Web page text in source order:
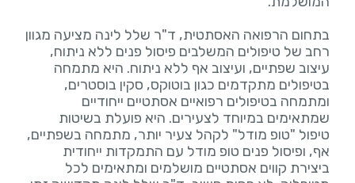
בתחום הרפואה האסתטית, ד"ר שלל לינה מציעה מגוון
רחב של טיפולים המשלבים פיסול פנים ללא ניתוח,
עיצוב שפתיים, ועיצוב אף ללא ניתוח. היא מתמחה
בטיפולים מתקדמים כגון בוטוקס, סקין בוסטרים,
ומתמחה בטיפולים רפואיים אסתטיים ייחודיים
שמתאימים במיוחד לצעירים. היא פועלת בשיטות
טיפול "טופ מודל" לקהל צעיר יותר, מתמחה בשפתיים,
אף, ופיסול פנים טופ מודל עם התמקדות ייחודית
ביצירת קווים אסתטיים מושלמים ומתאימים לכל